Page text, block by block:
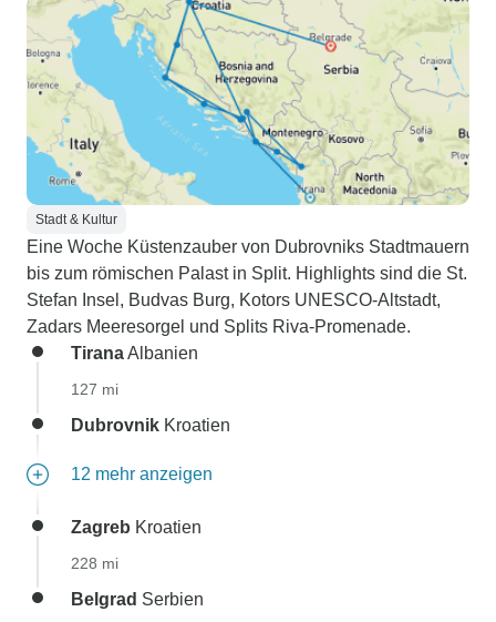
Stadt & Kultur
Eine Woche Küstenzauber von Dubrovniks Stadtmauern
bis zum römischen Palast in Split. Highlights sind die St.
Stefan Insel, Budvas Burg, Kotors UNESCO-Altstadt,
Zadars Meeresorgel und Splits Riva-Promenade.
TiranaAlbanien
127 mi
Dubrovnik Kroatien
12 mehr anzeigen
Zagreb Kroatien
228 mi
Belgrad Serbien